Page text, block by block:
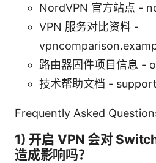
NordVPN 官方站点 -
VPN 服务对比资料 -
路由器固件项目信息 -
技术帮助文档 -
Frequently Asked
1) 开启 VPN 会对
造成影响吗？